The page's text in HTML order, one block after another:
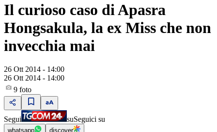
Il curioso caso di Apasra
Hongsakula, la ex Miss che non
invecchia mai
26 Ott 2014 - 14:00
26 Ott 2014 - 14:00
9 foto
Segui suSeguici su
whatsapp discover